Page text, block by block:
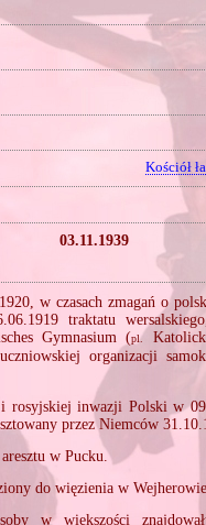
Kościół
03.11.1939
w czasach zmagań o
traktatu
Gymnasium (pl.
organizacji
rosyjskiej inwazji Polski w
przez Niemców
w Pucku.
do więzienia w
w większości